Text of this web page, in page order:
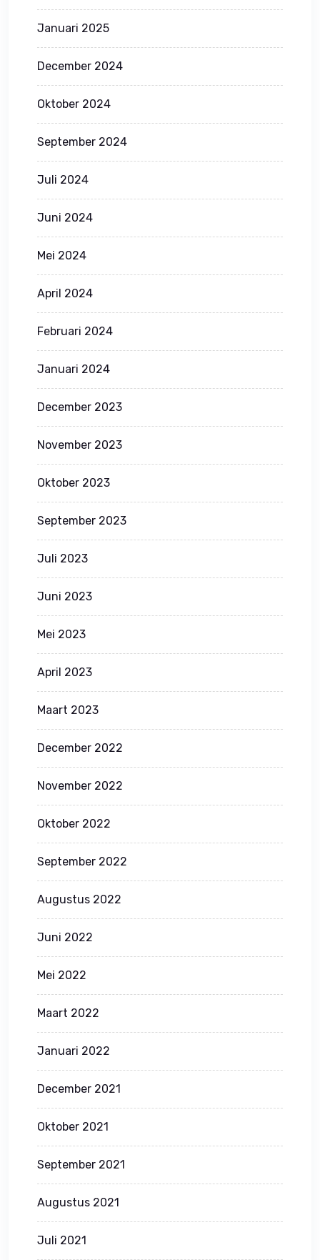
Januari 2025
December 2024
Oktober 2024
September 2024
Juli 2024
Juni 2024
Mei 2024
April 2024
Februari 2024
Januari 2024
December 2023
November 2023
Oktober 2023
September 2023
Juli 2023
Juni 2023
Mei 2023
April 2023
Maart 2023
December 2022
November 2022
Oktober 2022
September 2022
Augustus 2022
Juni 2022
Mei 2022
Maart 2022
Januari 2022
December 2021
Oktober 2021
September 2021
Augustus 2021
Juli 2021